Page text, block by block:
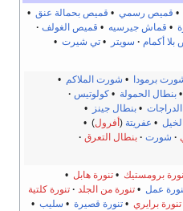
• قميص رسمي • قميص بحمالة عنق •
• قماش جيرسيه • قميص الغولف
أكمام سويتر •تي شيرت •
برمودا • شورت الملاكم •
•بنطال الحمولة •كولوتيس
•بنطال جينز
•
• عفريتة ( أفرول) •
شورت
بنطال التعرق
برومستيك •تنورة هابل •
عمل •تنورة من الجلد
تنورة كلتية
تنورة برايري •تنورة قصيرة • سليب •